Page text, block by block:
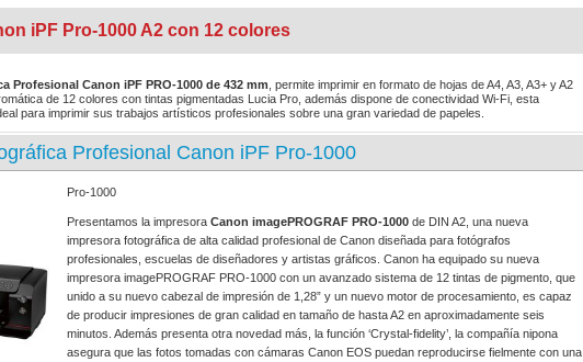
iPF Pro-1000 A2 con 12 colores
Profesional Canon iPF PRO-1000 de 432 mm , permite imprimir en formato de hojas de A4, A3, A3+ y A2
de 12 colores con tintas pigmentadas Lucia Pro, además dispone de conectividad Wi-Fi, esta
para imprimir sus trabajos artísticos profesionales sobre una gran variedad de papeles.
Profesional Canon iPF Pro-1000
Pro-1000
Presentamos la impresoraCanon imagePROGRAF PRO-1000 de DIN A2, una nueva
impresora fotográfica de alta calidad profesional de Canon diseñada para fotógrafos
profesionales, escuelas de diseñadores y artistas gráficos. Canon ha equipado su nueva
impresora imagePROGRAF PRO-1000 con un avanzado sistema de 12 tintas de pigmento, que
unido a su nuevo cabezal de impresión de 1,28” y un nuevo motor de procesamiento, es capaz
de producir impresiones de gran calidad en tamaño de hasta A2 en aproximadamente seis
minutos. Además presenta otra novedad más, la función ‘Crystal-fidelity’, la compañía nipona
asegura que las fotos tomadas con cámaras Canon EOS puedan reproducirse fielmente con una